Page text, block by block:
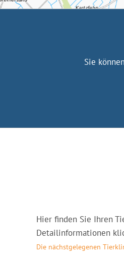
Sie
Hier finden Sie Ihren
Detailinformationen
Die nächstgelegenen